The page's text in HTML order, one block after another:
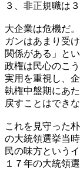
３、非正規職は３
大企業は危機だ
ガンはあまり受
関係がある」と
政権は民心のこ
実用を重視し、
執権中盤期にあ
戻すことはできな
これを見守った
の大統領選挙当
民の味方という
１７年の大統領